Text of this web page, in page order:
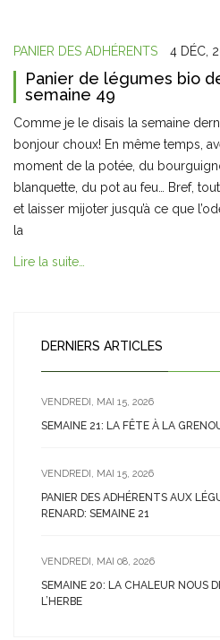
PANIER DES ADHÉRENTS 4 DÉC,
Panier de légumes bio
semaine 49
Comme je le disais la semaine
bonjour choux! En même temps,
moment de la potée, du
blanquette, du pot au feu… Bref,
et laisser mijoter jusqu’à ce que
la
Lire la suite…
DERNIERS ARTICLES
VENDREDI, MAI 15, 2026
SEMAINE 21: LA FÊTE À LA
VENDREDI, MAI 15, 2026
PANIER DES ADHÉRENTS AUX
RENARD: SEMAINE 21
VENDREDI, MAI 08, 2026
SEMAINE 20: LA CHALEUR NOUS
L’HERBE